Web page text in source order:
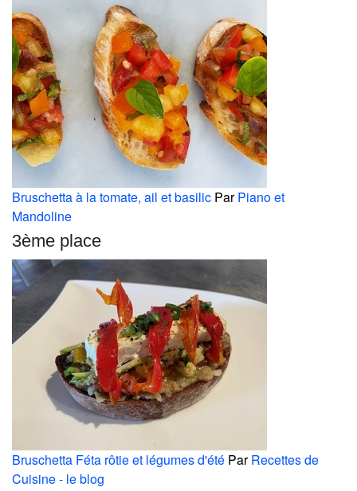
Bruschetta à la tomate, ail et basilic ParPiano et
Mandoline
3ème place
Bruschetta Féta rôtie et légumes d'été ParRecettes de
Cuisine - le blog